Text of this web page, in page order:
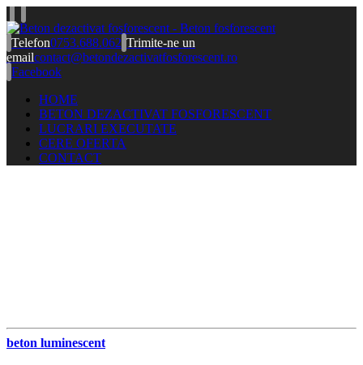
Telefon0753.688.062 Trimite-ne un
emailcontact@betondezactivatfosforescent.ro
Facebook
HOME
BETON DEZACTIVAT FOSFORESCENT
LUCRARI EXECUTATE
CERE OFERTA
CONTACT
beton luminescent